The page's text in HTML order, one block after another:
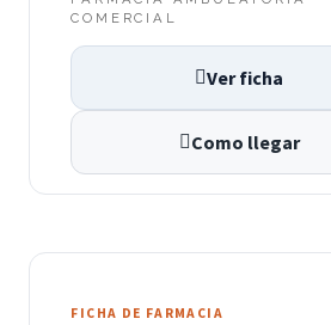
COMERCIAL
Ver ficha
Como llegar
FICHA DE FARMACIA